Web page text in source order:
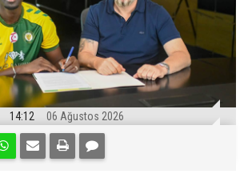
14:12 06 Ağustos 2026